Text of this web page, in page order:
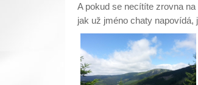
A pokud se necítíte zrovna
jak už jméno chaty napovídá,